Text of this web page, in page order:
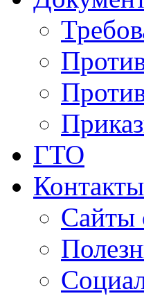
ГТО
Контакты
Сайты